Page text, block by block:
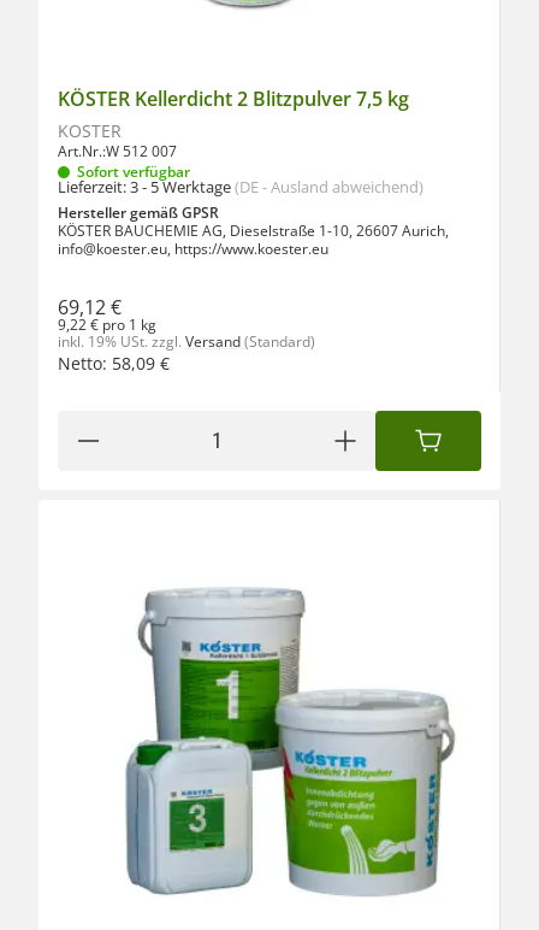
KÖSTER Kellerdicht 2 Blitzpulver 7,5 kg
KÖSTER
Art.Nr.:W 512 007
Sofort verfügbar
Lieferzeit:3 - 5 Werktage(DE - Ausland abweichend)
Hersteller gemäß GPSR
KÖSTER BAUCHEMIE AG, Dieselstraße 1-10, 26607 Aurich,
info@koester.eu, https://www.koester.eu
69,12 €
9,22 € pro 1 kg
inkl. 19% USt. zzgl. Versand(Standard)
Netto: 58,09 €
IN DEN